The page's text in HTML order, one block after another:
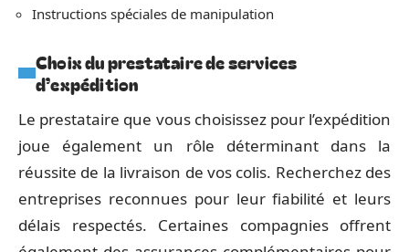
Instructions spéciales de manipulation
Choix du prestataire de services
d’expédition
Le prestataire que vous choisissez pour l’expédition
joue également un rôle déterminant dans la
réussite de la livraison de vos colis. Recherchez des
entreprises reconnues pour leur fiabilité et leurs
délais respectés. Certaines compagnies offrent